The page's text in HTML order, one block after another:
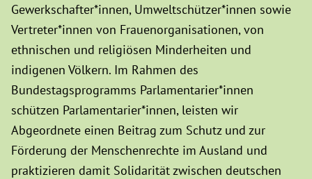
Gewerkschafter*innen, Umweltschützer*innen sowie
Vertreter*innen von Frauenorganisationen, von
ethnischen und religiösen Minderheiten und
indigenen Völkern. Im Rahmen des
Bundestagsprogramms Parlamentarier*innen
schützen Parlamentarier*innen, leisten wir
Abgeordnete einen Beitrag zum Schutz und zur
Förderung der Menschenrechte im Ausland und
praktizieren damit Solidarität zwischen deutschen